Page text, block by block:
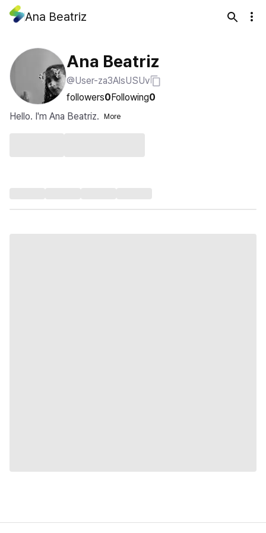
Ana Beatriz
Ana Beatriz
@User-za3AlsUSUv
followers0Following0
Hello. I'm Ana Beatriz.
More